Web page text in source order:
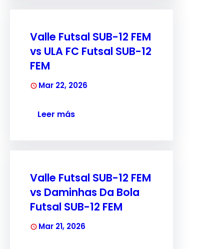
Valle Futsal SUB-12 FEM
vs ULA FC Futsal SUB-12
FEM
Mar 22, 2026
Leer más
Valle Futsal SUB-12 FEM
vs Daminhas Da Bola
Futsal SUB-12 FEM
Mar 21, 2026